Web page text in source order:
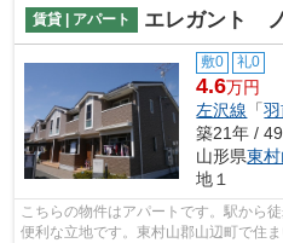
賃貸 | アパート エレガント
敷0 礼0
4.6万円
左沢線 「
築21年 /
山形県東
地１
こちらの物件はアパートです。駅から
便利な立地です。東村山郡山辺町で住